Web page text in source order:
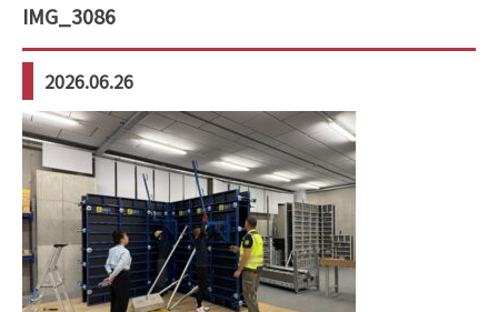
IMG_3086
2026.06.26